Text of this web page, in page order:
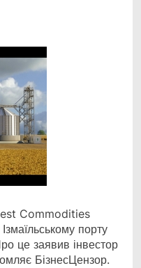
Commodities
порту
це заявив інвестор
БізнесЦензор.